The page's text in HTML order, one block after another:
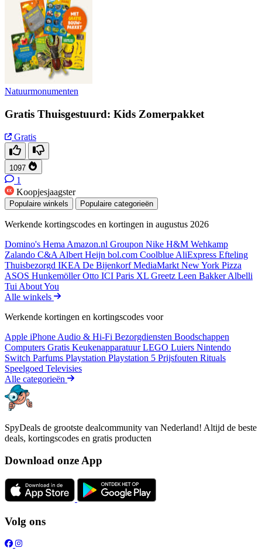
Natuurmonumenten
Gratis Thuisgestuurd: Kids Zomerpakket
Gratis
1097
1
Koopjesjaagster
Populaire winkels Populaire categorieën
Werkende kortingscodes en kortingen in augustus 2026
Domino's Hema Amazon.nl Groupon Nike H&M Wehkamp
Zalando C&A Albert Heijn bol.com Coolblue AliExpress Efteling
Thuisbezorgd IKEA De BijenkorfMediaMarkt New York Pizza
ASOS HunkemöllerOtto ICI Paris XL Greetz Leen BakkerAlbelli
Tui About You
Alle winkels
Werkende kortingen en kortingscodes voor
Apple iPhone Audio & Hi-Fi Bezorgdiensten Boodschappen
Computers Gratis KeukenapparatuurLEGO Luiers Nintendo
Switch Parfums Playstation Playstation 5 Prijsfouten Rituals
Speelgoed Televisies
Alle categorieën
SpyDeals de grootste dealcommunity van Nederland! Altijd de beste
deals, kortingscodes en gratis producten
Download onze App
Volg ons